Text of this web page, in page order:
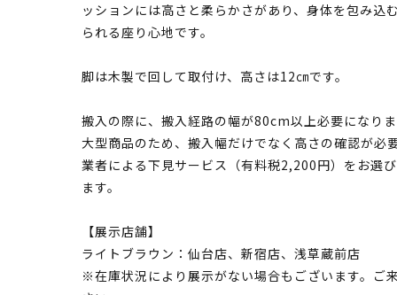
ッションには高さと柔らかさがあり、身体を包み
られる座り心地です。
脚は木製で回して取付け、高さは12㎝です。
搬入の際に、搬入経路の幅が80cm以上必要になり
大型商品のため、搬入幅だけでなく高さの確認が必
業者による下見サービス（有料税2,200円）をお選
ます。
【展示店舗】
ライトブラウン：仙台店、新宿店、浅草蔵前店
※在庫状況により展示がない場合もございます。ご